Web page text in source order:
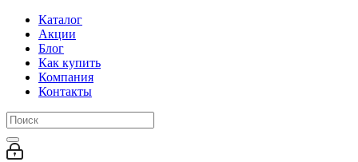
Каталог
Акции
Блог
Как купить
Компания
Контакты